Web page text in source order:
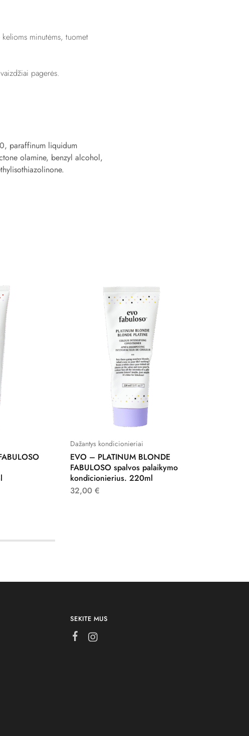
minutėms, tuomet
pagerės.
paraffinum liquidum
olamine, benzyl alcohol,
Dažantys kondicionieriai
EVO – PLATINUM BLONDE
FABULOSO spalvos palaikymo
kondicionierius. 220ml
32,00 €
SEKITE MUS